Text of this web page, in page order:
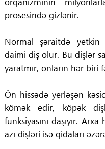
prosesində gizlənir.
Normal şəraitdə yetkin
daimi diş olur. Bu dişlər
yaratmır, onların hər biri
Ön hissədə yerləşən
kömək edir, köpək
funksiyasını daşıyır.
azı dişləri isə qidaları
ÜST